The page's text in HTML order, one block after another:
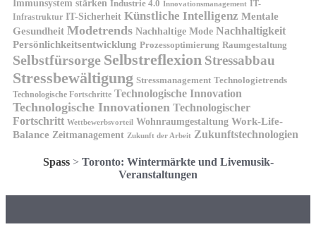
Immunsystem stärken Industrie 4.0 Innovationsmanagement IT-
Infrastruktur IT-Sicherheit Künstliche Intelligenz Mentale
Gesundheit Modetrends Nachhaltige Mode Nachhaltigkeit
Persönlichkeitsentwicklung Prozessoptimierung Raumgestaltung
Selbstfürsorge Selbstreflexion Stressabbau
Stressbewältigung Stressmanagement Technologietrends
Technologische Fortschritte Technologische Innovation
Technologische Innovationen Technologischer
Fortschritt Wettbewerbsvorteil Wohnraumgestaltung Work-Life-
Balance Zeitmanagement Zukunft der Arbeit Zukunftstechnologien
Spass> Toronto: Wintermärkte und Livemusik-
Veranstaltungen